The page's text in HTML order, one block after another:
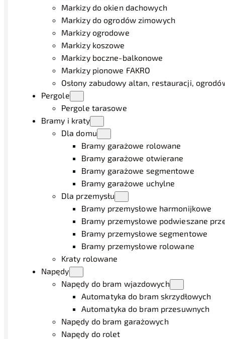
Markizy do okien dachowych
Markizy do ogrodów zimowych
Markizy ogrodowe
Markizy koszowe
Markizy boczne-balkonowe
Markizy pionowe FAKRO
Osłony zabudowy altan, restauracji,
Pergole
Pergole tarasowe
Bramy i kraty
Dla domu
Bramy garażowe rolowane
Bramy garażowe otwierane
Bramy garażowe segmentowe
Bramy garażowe uchylne
Dla przemysłu
Bramy przemysłowe harmonijkowe
Bramy przemysłowe podwieszane
Bramy przemysłowe segmentowe
Bramy przemysłowe rolowane
Kraty rolowane
Napędy
Napędy do bram wjazdowych
Automatyka do bram skrzydłowych
Automatyka do bram przesuwnych
Napędy do bram garażowych
Napędy do rolet